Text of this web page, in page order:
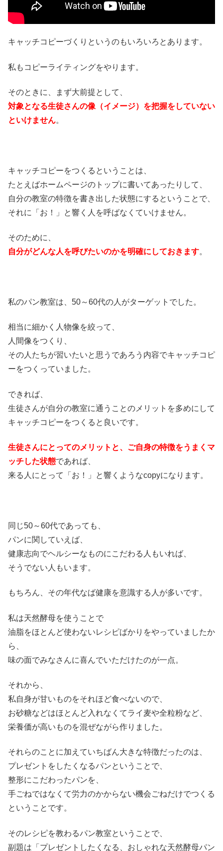
キャッチコピーづくりというのもいろいろとあります。
私もコピーライティングをやります。
そのときに、まず大前提として、
対象となる生徒さんの像（イメージ）を把握をしていない
といけません。
キャッチコピーをつくるということは、
たとえばホームページのトップに書いてあったりして、
自分の教室の特徴を書き出した状態にするということで、
それに「お！」と響く人を呼ばなくていけません。
そのために、
自分がどんな人を呼びたいのかを明確にしておきます。
私のパン教室は、50～60代の人がターゲットでした。
相当に細かく人物像を絞って、
人間像をつくり、
その人たちが習いたいと思うであろう内容でキャッチコピ
ーをつくっていました。
できれば、
生徒さんが自分の教室に通うことのメリットを多めにして
キャッチコピーをつくると良いです。
生徒さんにとってのメリットと、ご自身の特徴をうまくマ
ッチした状態であれば、
来る人にとって「お！」と響くようなcopyになります。
同じ50～60代であっても、
パンに関していえば、
健康志向でヘルシーなものにこだわる人もいれば、
そうでない人もいます。
もちろん、その年代なば健康を意識する人が多いです。
私は天然酵母を使うことで
油脂をほとんど使わないレシピばかりをやっていましたか
ら、
味の面でみなさんに喜んでいただけたのが一点。
それから、
私自身が甘いものをそれほど食べないので、
お砂糖などはほとんど入れなくてライ麦や全粒粉など、
栄養価が高いものを混ぜながら作りました。
それらのことに加えていちばん大きな特徴だったのは、
プレゼントをしたくなるパンということで、
整形にこだわったパンを、
手ごねではなくて労力のかからない機会ごねだけでつくる
ということです。
そのレシピを教わるパン教室ということで、
副題は「プレゼントしたくなる、おしゃれな天然酵母パン